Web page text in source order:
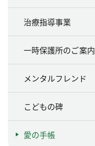
治療指導事業
一時保護所のご案内
メンタルフレンド
こどもの碑
愛の手帳